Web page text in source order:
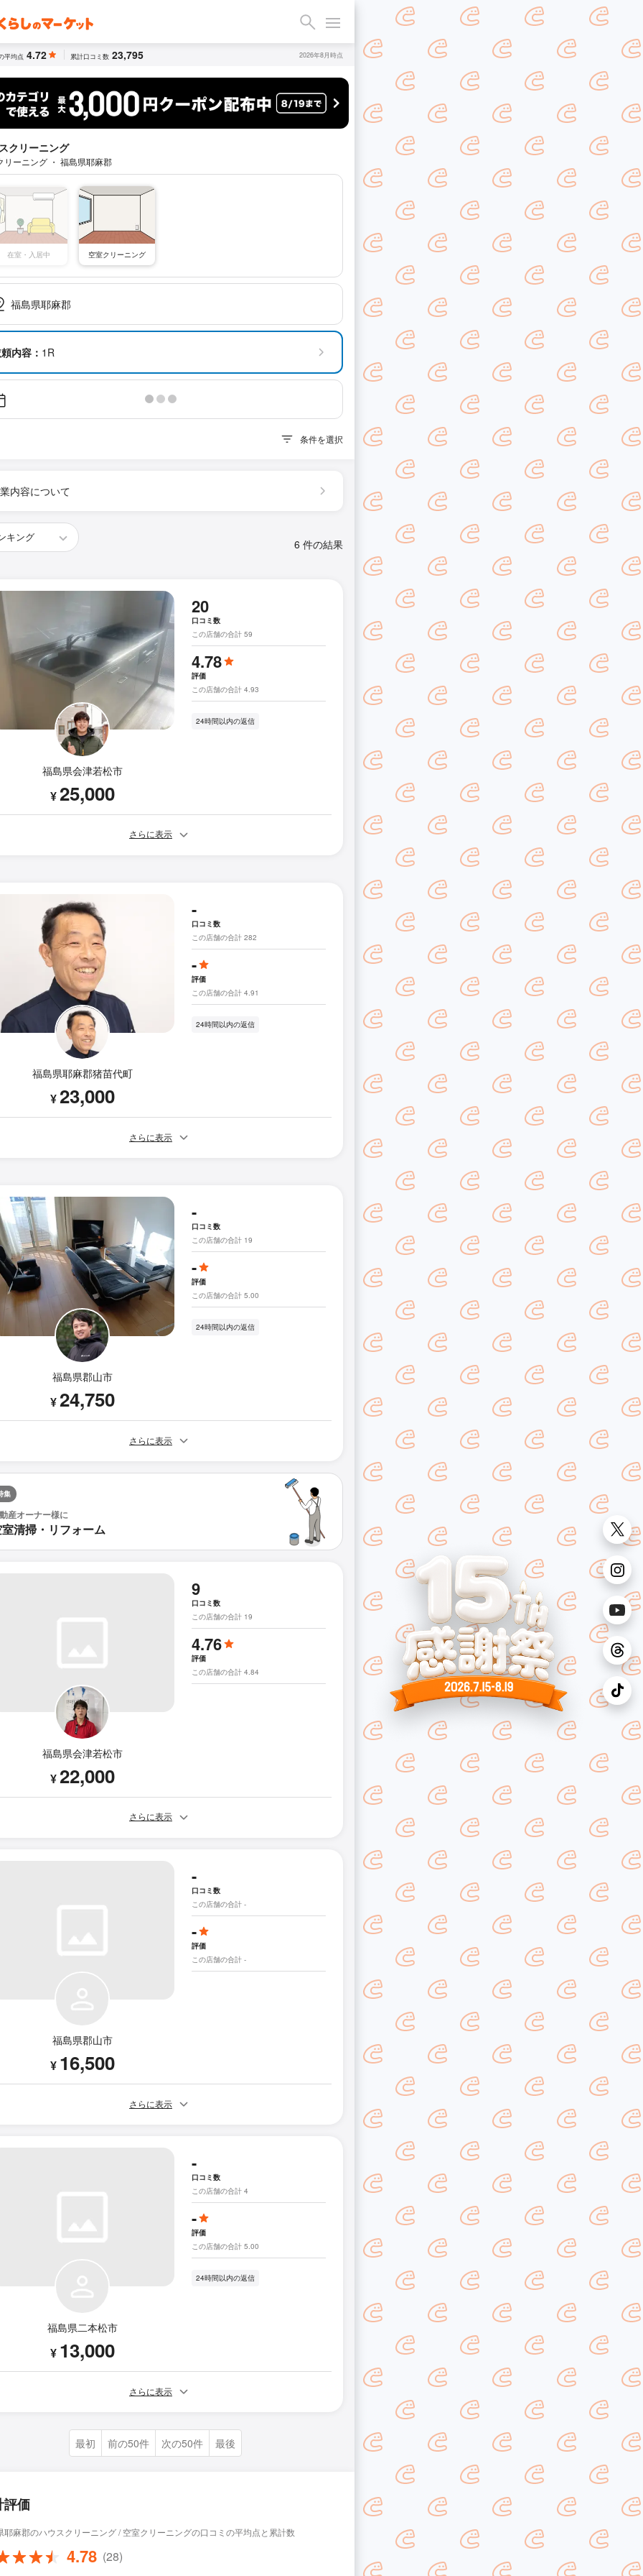
平均点 4.72 累計口コミ数 23,795 2026年8月時点
クリーニング
リーニング ・ 福島県耶麻郡
在室・入居中 空室クリーニング
福島県耶麻郡
内容： 1R
条件を選択
内容について
6 件の結果
福島県会津若松市
¥25,000
20
口コミ数
この店舗の合計 59
4.78
評価
この店舗の合計 4.93
24時間以内の返信
さらに表示
福島県耶麻郡猪苗代町
¥23,000
-
口コミ数
この店舗の合計 282
-
評価
この店舗の合計 4.91
24時間以内の返信
さらに表示
福島県郡山市
¥24,750
-
口コミ数
この店舗の合計 19
-
評価
この店舗の合計 5.00
24時間以内の返信
さらに表示
集
産オーナー様に
清掃・リフォーム
福島県会津若松市
¥22,000
9
口コミ数
この店舗の合計 19
4.76
評価
この店舗の合計 4.84
さらに表示
福島県郡山市
¥ 16,500
-
口コミ数
この店舗の合計 -
-
評価
この店舗の合計 -
さらに表示
福島県二本松市
¥ 13,000
-
口コミ数
この店舗の合計 4
-
評価
この店舗の合計 5.00
24時間以内の返信
さらに表示
最初 前の50件 次の50件 最後
評価
耶麻郡のハウスクリーニング / 空室クリーニングの口コミの平均点と累計数
4.78 (28)